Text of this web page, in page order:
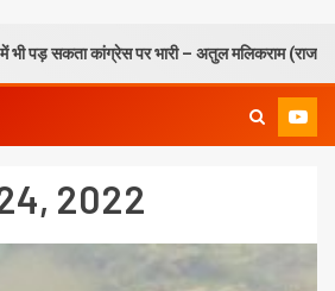
सकता कांग्रेस पर भारी – अतुल मलिकराम (राजनीतिक
2022